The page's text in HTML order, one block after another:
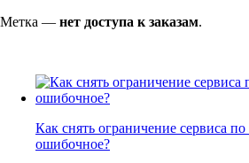
Метка — нет доступа к заказам.
Как снять ограничение сервиса по
ошибочное?